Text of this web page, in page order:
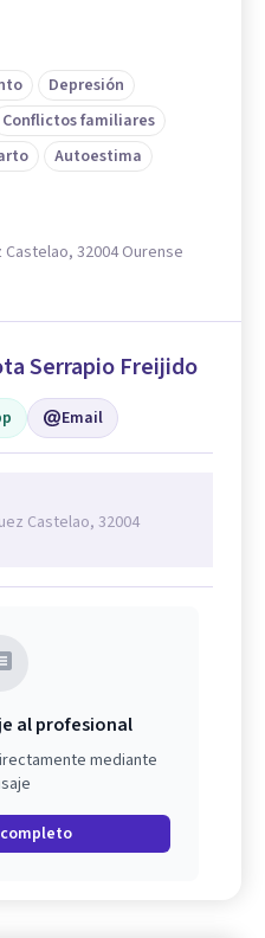
Depresión
Conflictos familiares
Autoestima
32004 Ourense
Serrapio Freijido
Email
Castelao, 32004
al profesional
mediante